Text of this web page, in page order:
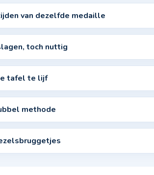
van dezelfde medaille
toch nuttig
tafel te lijf
methode